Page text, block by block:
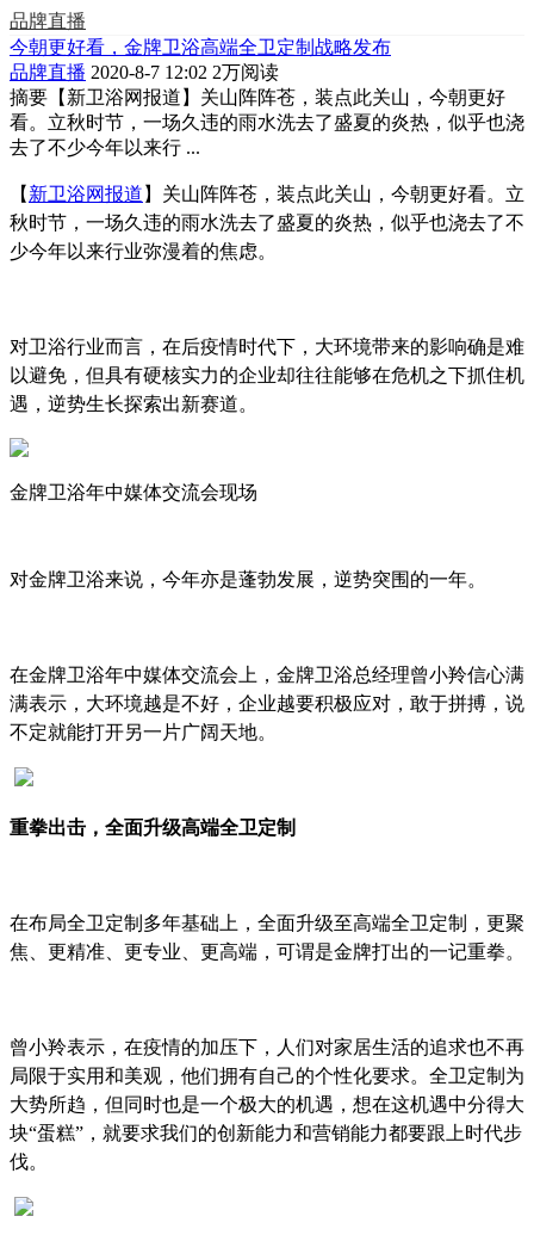
品牌直播
今朝更好看，金牌卫浴高端全卫定制战略发布
品牌直播 2020-8-7 12:02 2万阅读
摘要 【新卫浴网报道】关山阵阵苍，装点此关山，今朝更好
看。立秋时节，一场久违的雨水洗去了盛夏的炎热，似乎也浇
去了不少今年以来行 ...
【 新卫浴网报道 】关山阵阵苍，装点此关山，今朝更好看。立
秋时节，一场久违的雨水洗去了盛夏的炎热，似乎也浇去了不
少今年以来行业弥漫着的焦虑。
对卫浴行业而言，在后疫情时代下，大环境带来的影响确是难
以避免，但具有硬核实力的企业却往往能够在危机之下抓住机
遇，逆势生长探索出新赛道。
金牌卫浴年中媒体交流会现场
对金牌卫浴来说，今年亦是蓬勃发展，逆势突围的一年。
在金牌卫浴年中媒体交流会上，金牌卫浴总经理曾小羚信心满
满表示，大环境越是不好，企业越要积极应对，敢于拼搏，说
不定就能打开另一片广阔天地。
重拳出击，全面升级高端全卫定制
在布局全卫定制多年基础上，全面升级至高端全卫定制，更聚
焦、更精准、更专业、更高端，可谓是金牌打出的一记重拳。
曾小羚表示，在疫情的加压下，人们对家居生活的追求也不再
局限于实用和美观，他们拥有自己的个性化要求。全卫定制为
大势所趋，但同时也是一个极大的机遇，想在这机遇中分得大
块“蛋糕”，就要求我们的创新能力和营销能力都要跟上时代步
伐。